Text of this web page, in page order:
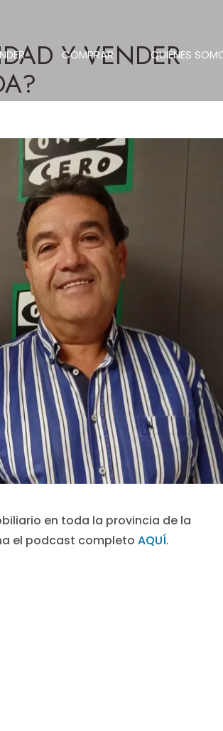
COMPRAR QUIÉNES
Y VENDER
en toda la provincia de la
el podcast completoAQUÍ.